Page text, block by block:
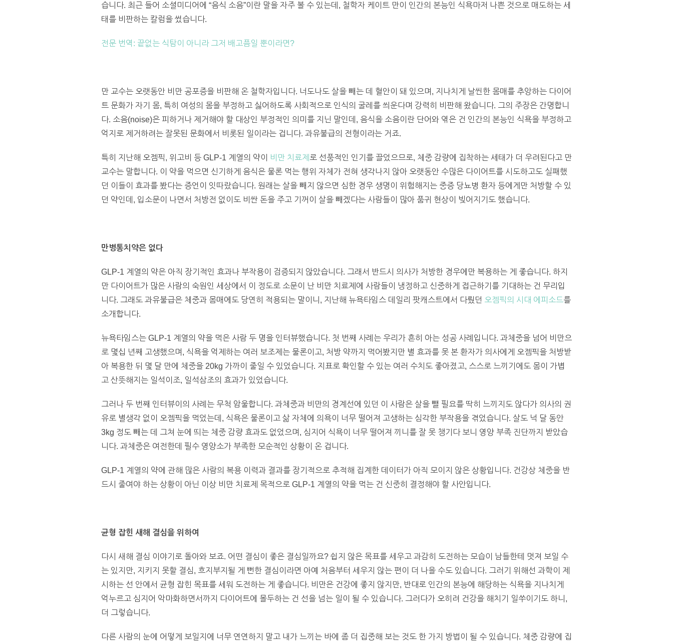
습니다. 최근 들어 소셜미디어에 “음식 소음”이란 말을 자주 볼 수 있는데, 철학자 케이트 만이 인간의 본능인 식욕마저 나쁜 것으로 매도하는 세
태를 비판하는 칼럼을 썼습니다.
전문 번역: 끝없는 식탐이 아니라 그저 배고픔일 뿐이라면?
만 교수는 오랫동안 비만 공포증을 비판해 온 철학자입니다. 너도나도 살을 빼는 데 혈안이 돼 있으며, 지나치게 날씬한 몸매를 추앙하는 다이어
트 문화가 자기 몸, 특히 여성의 몸을 부정하고 싫어하도록 사회적으로 인식의 굴레를 씌운다며 강력히 비판해 왔습니다. 그의 주장은 간명합니
다. 소음(noise)은 피하거나 제거해야 할 대상인 부정적인 의미를 지닌 말인데, 음식을 소음이란 단어와 엮은 건 인간의 본능인 식욕을 부정하고
억지로 제거하려는 잘못된 문화에서 비롯된 일이라는 겁니다. 과유불급의 전형이라는 거죠.
특히 지난해 오젬픽, 위고비 등 GLP-1 계열의 약이 비만 치료제 로 선풍적인 인기를 끌었으므로, 체중 감량에 집착하는 세태가 더 우려된다고 만
교수는 말합니다. 이 약을 먹으면 신기하게 음식은 물론 먹는 행위 자체가 전혀 생각나지 않아 오랫동안 수많은 다이어트를 시도하고도 실패했
던 이들이 효과를 봤다는 증언이 잇따랐습니다. 원래는 살을 빼지 않으면 심한 경우 생명이 위험해지는 중증 당뇨병 환자 등에게만 처방할 수 있
던 약인데, 입소문이 나면서 처방전 없이도 비싼 돈을 주고 기꺼이 살을 빼겠다는 사람들이 많아 품귀 현상이 빚어지기도 했습니다.
만병통치약은 없다
GLP-1 계열의 약은 아직 장기적인 효과나 부작용이 검증되지 않았습니다. 그래서 반드시 의사가 처방한 경우에만 복용하는 게 좋습니다. 하지
만 다이어트가 많은 사람의 숙원인 세상에서 이 정도로 소문이 난 비만 치료제에 사람들이 냉정하고 신중하게 접근하기를 기대하는 건 무리입
니다. 그래도 과유불급은 체중과 몸매에도 당연히 적용되는 말이니, 지난해 뉴욕타임스 데일리 팟캐스트에서 다뤘던 오젬픽의 시대 에피소드를
소개합니다.
뉴욕타임스는 GLP-1 계열의 약을 먹은 사람 두 명을 인터뷰했습니다. 첫 번째 사례는 우리가 흔히 아는 성공 사례입니다. 과체중을 넘어 비만으
로 몇십 년째 고생했으며, 식욕을 억제하는 여러 보조제는 물론이고, 처방 약까지 먹어봤지만 별 효과를 못 본 환자가 의사에게 오젬픽을 처방받
아 복용한 뒤 몇 달 만에 체중을 20kg 가까이 줄일 수 있었습니다. 지표로 확인할 수 있는 여러 수치도 좋아졌고, 스스로 느끼기에도 몸이 가볍
고 산뜻해지는 일석이조, 일석삼조의 효과가 있었습니다.
그러나 두 번째 인터뷰이의 사례는 무척 암울합니다. 과체중과 비만의 경계선에 있던 이 사람은 살을 뺄 필요를 딱히 느끼지도 않다가 의사의 권
유로 별생각 없이 오젬픽을 먹었는데, 식욕은 물론이고 삶 자체에 의욕이 너무 떨어져 고생하는 심각한 부작용을 겪었습니다. 살도 넉 달 동안
3kg 정도 빼는 데 그쳐 눈에 띄는 체중 감량 효과도 없었으며, 심지어 식욕이 너무 떨어져 끼니를 잘 못 챙기다 보니 영양 부족 진단까지 받았습
니다. 과체중은 여전한데 필수 영양소가 부족한 모순적인 상황이 온 겁니다.
GLP-1 계열의 약에 관해 많은 사람의 복용 이력과 결과를 장기적으로 추적해 집계한 데이터가 아직 모이지 않은 상황입니다. 건강상 체중을 반
드시 줄여야 하는 상황이 아닌 이상 비만 치료제 목적으로 GLP-1 계열의 약을 먹는 건 신중히 결정해야 할 사안입니다.
균형 잡힌 새해 결심을 위하여
다시 새해 결심 이야기로 돌아와 보죠. 어떤 결심이 좋은 결심일까요? 쉽지 않은 목표를 세우고 과감히 도전하는 모습이 남들한테 멋져 보일 수
는 있지만, 지키지 못할 결심, 흐지부지될 게 뻔한 결심이라면 아예 처음부터 세우지 않는 편이 더 나을 수도 있습니다. 그러기 위해선 과학이 제
시하는 선 안에서 균형 잡힌 목표를 세워 도전하는 게 좋습니다. 비만은 건강에 좋지 않지만, 반대로 인간의 본능에 해당하는 식욕을 지나치게
억누르고 심지어 악마화하면서까지 다이어트에 몰두하는 건 선을 넘는 일이 될 수 있습니다. 그러다가 오히려 건강을 해치기 일쑤이기도 하니,
더 그렇습니다.
다른 사람의 눈에 어떻게 보일지에 너무 연연하지 말고 내가 느끼는 바에 좀 더 집중해 보는 것도 한 가지 방법이 될 수 있습니다. 체중 감량에 집